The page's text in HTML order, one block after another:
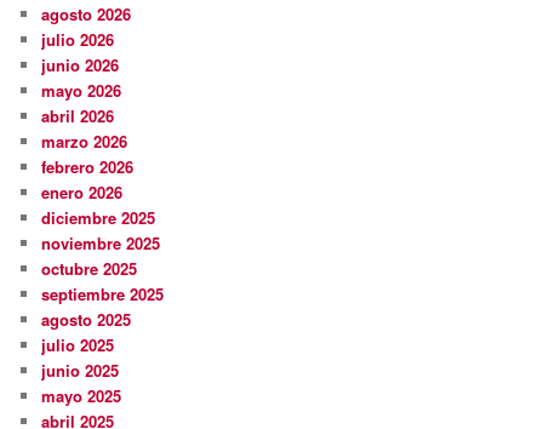
agosto 2026
julio 2026
junio 2026
mayo 2026
abril 2026
marzo 2026
febrero 2026
enero 2026
diciembre 2025
noviembre 2025
octubre 2025
septiembre 2025
agosto 2025
julio 2025
junio 2025
mayo 2025
abril 2025